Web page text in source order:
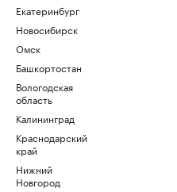
Екатеринбург
Новосибирск
Омск
Башкортостан
Вологодская
область
Калининград
Краснодарский
край
Нижний
Новгород